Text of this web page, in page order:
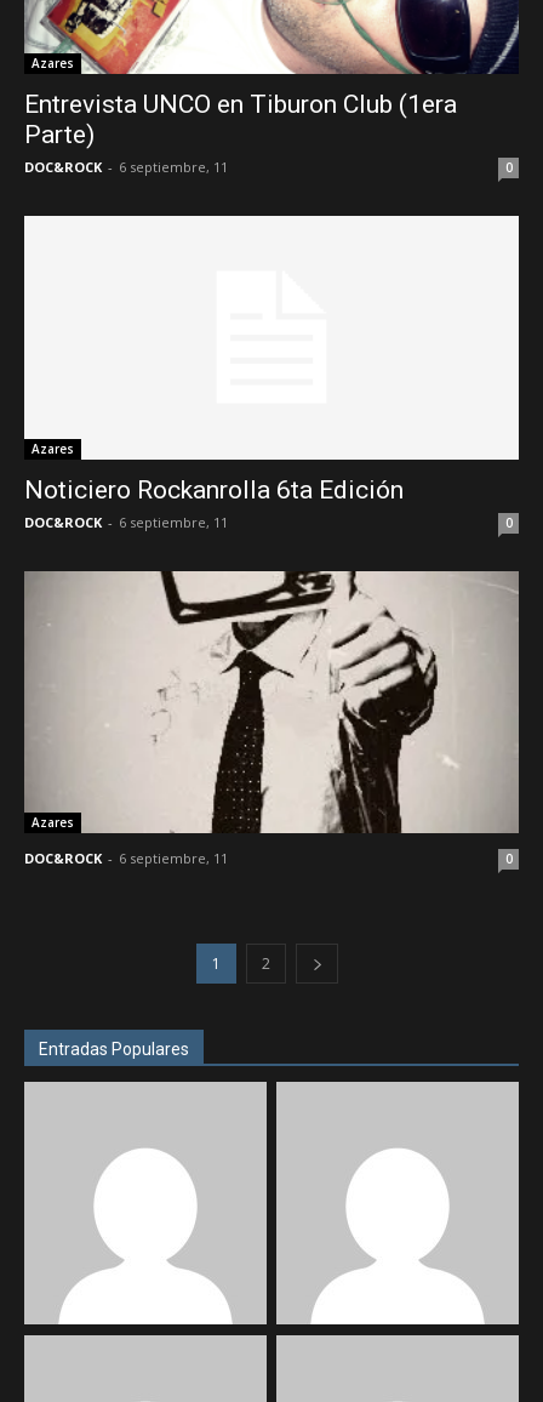
Azares
Entrevista UNCO en Tiburon Club (1era
Parte)
DOC&ROCK - 6 septiembre, 11 0
Azares
Noticiero Rockanrolla 6ta Edición
DOC&ROCK - 6 septiembre, 11 0
Azares
DOC&ROCK - 6 septiembre, 11 0
1 2
Entradas Populares